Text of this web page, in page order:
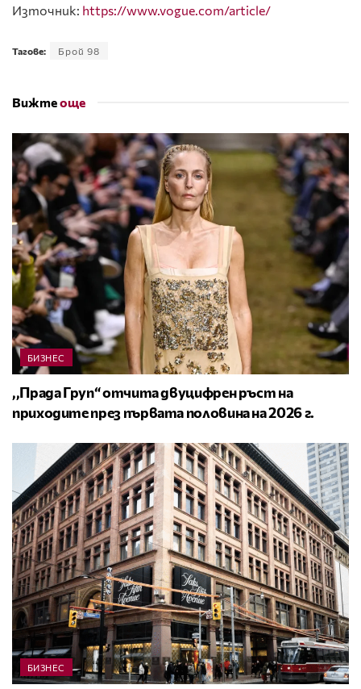
Източник: https://www.vogue.com/article/
Тагове: Брой 98
Вижтеоще
БИЗНЕС
,,Прада Груп“ отчита двуцифрен ръст на
приходите през първата половина на 2026 г.
БИЗНЕС